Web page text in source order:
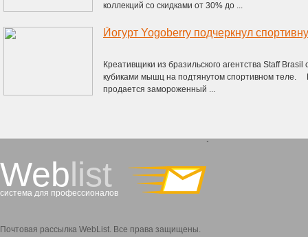
коллекций со скидками от 30% до ...
Йогурт Yogoberry подчеркнул
Креативщики из бразильского агентства Staff
кубиками мышц на подтянутом спортивном теле.
продается замороженный ...
Weblist
система для профессионалов
`
Почтовая рассылка WebList. Все права защищены.